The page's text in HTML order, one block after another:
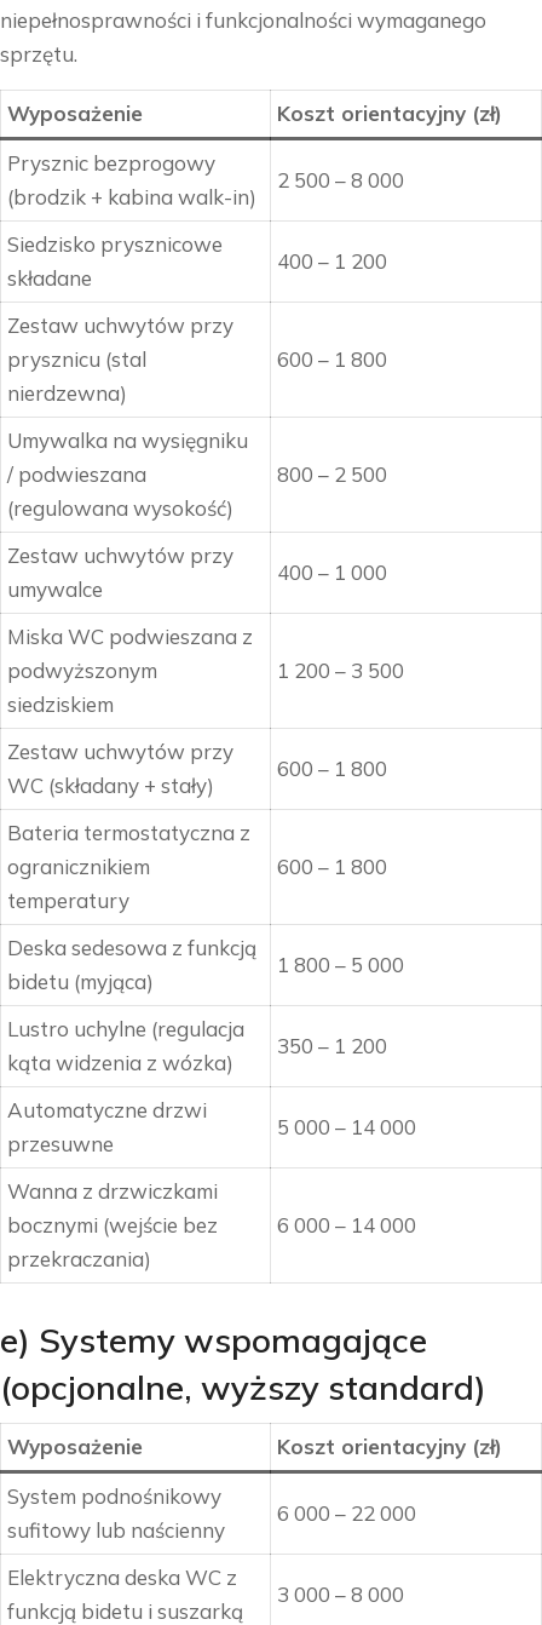
niepełnosprawności i funkcjonalności wymaganego
sprzętu.
Wyposażenie
Koszt orientacyjny (zł)
Prysznic bezprogowy
(brodzik + kabina walk-in)
2 500 – 8 000
Siedzisko prysznicowe
składane
400 – 1 200
Zestaw uchwytów przy
prysznicu (stal
nierdzewna)
600 – 1 800
Umywalka na wysięgniku
/ podwieszana
(regulowana wysokość)
800 – 2 500
Zestaw uchwytów przy
umywalce
400 – 1 000
Miska WC podwieszana z
podwyższonym
siedziskiem
1 200 – 3 500
Zestaw uchwytów przy
WC (składany + stały)
600 – 1 800
Bateria termostatyczna z
ogranicznikiem
temperatury
600 – 1 800
Deska sedesowa z funkcją
bidetu (myjąca)
1 800 – 5 000
Lustro uchylne (regulacja
kąta widzenia z wózka)
350 – 1 200
Automatyczne drzwi
przesuwne
5 000 – 14 000
Wanna z drzwiczkami
bocznymi (wejście bez
przekraczania)
6 000 – 14 000
e) Systemy wspomagające
(opcjonalne, wyższy standard)
Wyposażenie
Koszt orientacyjny (zł)
System podnośnikowy
sufitowy lub naścienny
6 000 – 22 000
Elektryczna deska WC z
funkcją bidetu i suszarką
3 000 – 8 000